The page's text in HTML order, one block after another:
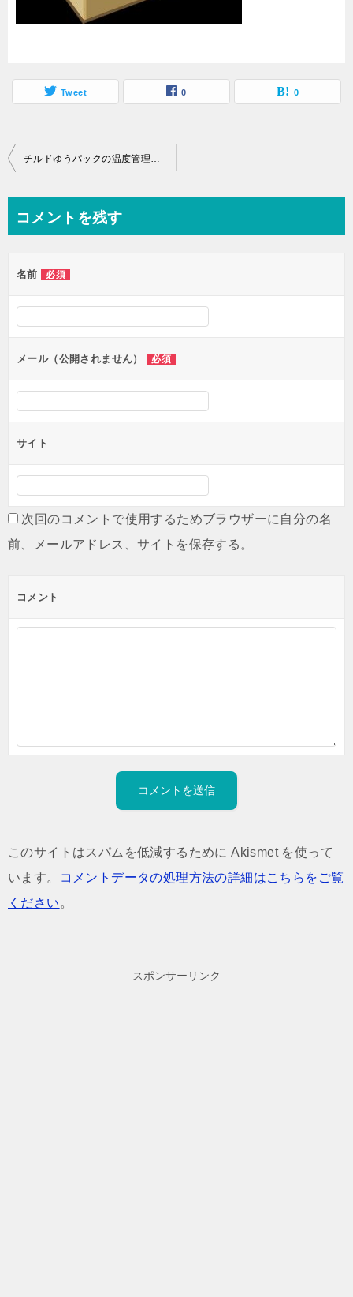
Tweet 0 0
投
ビ
ー
シ
ン
チルドゆうパックの温度管理やその送り方や利用のメリットについて
コメントを残す
名前 必須
メール（公開されません） 必須
サイト
次回のコメントで使用するためブラウザーに自分の名
前、メールアドレス、サイトを保存する。
コメント
このサイトはスパムを低減するために Akismet を使って
います。
コメントデータの処理方法の詳細はこちらをご覧
ください 。
スポンサーリンク